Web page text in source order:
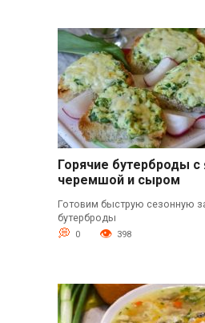
Горячие бутерброды
черемшой и сыром
Готовим быструю сезонную
бутерброды
0 398